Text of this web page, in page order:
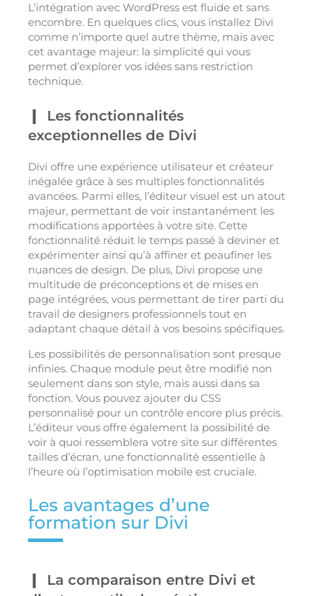
L’intégration avec WordPress est fluide et sans
encombre. En quelques clics, vous installez Divi
comme n’importe quel autre thème, mais avec
cet avantage majeur: la simplicité qui vous
permet d’explorer vos idées sans restriction
technique.
Les fonctionnalités
exceptionnelles de Divi
Divi offre une expérience utilisateur et créateur
inégalée grâce à ses multiples fonctionnalités
avancées. Parmi elles, l’éditeur visuel est un atout
majeur, permettant de voir instantanément les
modifications apportées à votre site. Cette
fonctionnalité réduit le temps passé à deviner et
expérimenter ainsi qu’à affiner et peaufiner les
nuances de design. De plus, Divi propose une
multitude de préconceptions et de mises en
page intégrées, vous permettant de tirer parti du
travail de designers professionnels tout en
adaptant chaque détail à vos besoins spécifiques.
Les possibilités de personnalisation sont presque
infinies. Chaque module peut être modifié non
seulement dans son style, mais aussi dans sa
fonction. Vous pouvez ajouter du CSS
personnalisé pour un contrôle encore plus précis.
L’éditeur vous offre également la possibilité de
voir à quoi ressemblera votre site sur différentes
tailles d’écran, une fonctionnalité essentielle à
l’heure où l’optimisation mobile est cruciale.
Les avantages d’une
formation sur Divi
La comparaison entre Divi et